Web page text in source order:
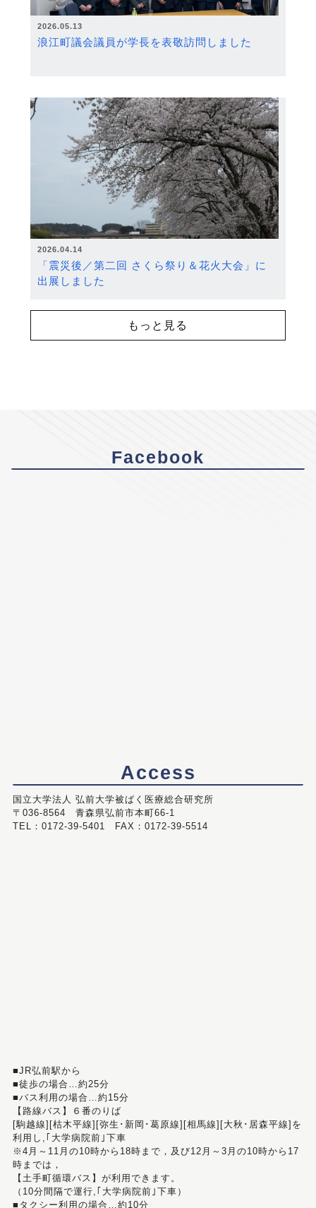
2026.05.13
浪江町議会議員が学長を表敬訪問しました
2026.04.14
「震災後／第二回 さくら祭り＆花火大会」に
出展しました
もっと見る
Facebook
Access
国立大学法人 弘前大学被ばく医療総合研究所
〒036-8564 青森県弘前市本町66-1
TEL：0172-39-5401 FAX：0172-39-5514
■JR弘前駅から
■徒歩の場合…約25分
■バス利用の場合…約15分
【路線バス】６番のりば
[駒越線][枯木平線][弥生･新岡･葛原線][相馬線][大秋･居森平線]を
利用し,｢大学病院前｣下車
※4月～11月の10時から18時まで，及び12月～3月の10時から17
時までは，
【土手町循環バス】が利用できます。
（10分間隔で運行,｢大学病院前｣下車）
■タクシー利用の場合…約10分